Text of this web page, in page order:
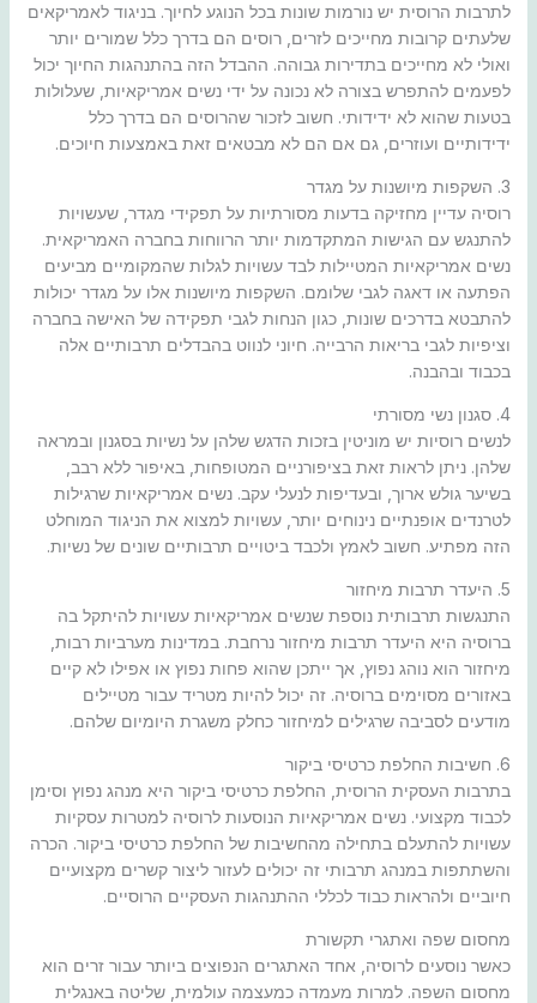
לתרבות הרוסית יש נורמות שונות בכל הנוגע לחיוך. בניגוד לאמריקאים
שלעתים קרובות מחייכים לזרים, רוסים הם בדרך כלל שמורים יותר
ואולי לא מחייכים בתדירות גבוהה. ההבדל הזה בהתנהגות החיוך יכול
לפעמים להתפרש בצורה לא נכונה על ידי נשים אמריקאיות, שעלולות
בטעות שהוא לא ידידותי. חשוב לזכור שהרוסים הם בדרך כלל
ידידותיים ועוזרים, גם אם הם לא מבטאים זאת באמצעות חיוכים.
3. השקפות מיושנות על מגדר
רוסיה עדיין מחזיקה בדעות מסורתיות על תפקידי מגדר, שעשויות
להתנגש עם הגישות המתקדמות יותר הרווחות בחברה האמריקאית.
נשים אמריקאיות המטיילות לבד עשויות לגלות שהמקומיים מביעים
הפתעה או דאגה לגבי שלומם. השקפות מיושנות אלו על מגדר יכולות
להתבטא בדרכים שונות, כגון הנחות לגבי תפקידה של האישה בחברה
וציפיות לגבי בריאות הרבייה. חיוני לנווט בהבדלים תרבותיים אלה
בכבוד ובהבנה.
4. סגנון נשי מסורתי
לנשים רוסיות יש מוניטין בזכות הדגש שלהן על נשיות בסגנון ובמראה
שלהן. ניתן לראות זאת בציפורניים המטופחות, באיפור ללא רבב,
בשיער גולש ארוך, ובעדיפות לנעלי עקב. נשים אמריקאיות שרגילות
לטרנדים אופנתיים נינוחים יותר, עשויות למצוא את הניגוד המוחלט
הזה מפתיע. חשוב לאמץ ולכבד ביטויים תרבותיים שונים של נשיות.
5. היעדר תרבות מיחזור
התנגשות תרבותית נוספת שנשים אמריקאיות עשויות להיתקל בה
ברוסיה היא היעדר תרבות מיחזור נרחבת. במדינות מערביות רבות,
מיחזור הוא נוהג נפוץ, אך ייתכן שהוא פחות נפוץ או אפילו לא קיים
באזורים מסוימים ברוסיה. זה יכול להיות מטריד עבור מטיילים
מודעים לסביבה שרגילים למיחזור כחלק משגרת היומיום שלהם.
6. חשיבות החלפת כרטיסי ביקור
בתרבות העסקית הרוסית, החלפת כרטיסי ביקור היא מנהג נפוץ וסימן
לכבוד מקצועי. נשים אמריקאיות הנוסעות לרוסיה למטרות עסקיות
עשויות להתעלם בתחילה מהחשיבות של החלפת כרטיסי ביקור. הכרה
והשתתפות במנהג תרבותי זה יכולים לעזור ליצור קשרים מקצועיים
חיוביים ולהראות כבוד לכללי ההתנהגות העסקיים הרוסיים.
מחסום שפה ואתגרי תקשורת
כאשר נוסעים לרוסיה, אחד האתגרים הנפוצים ביותר עבור זרים הוא
מחסום השפה. למרות מעמדה כמעצמה עולמית, שליטה באנגלית